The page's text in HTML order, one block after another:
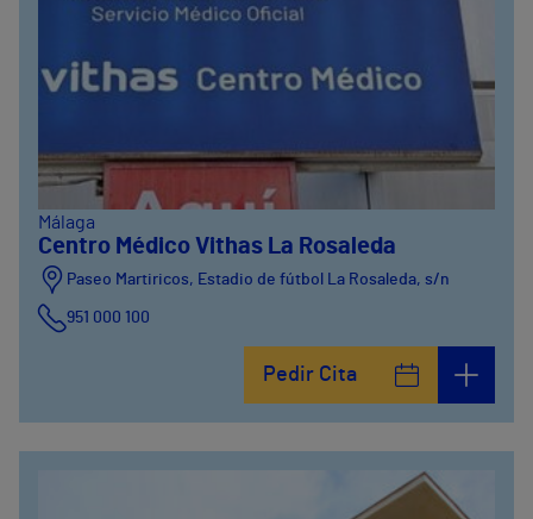
Málaga
Centro Médico Vithas La Rosaleda
Paseo Martiricos, Estadio de fútbol La Rosaleda, s/n
951 000 100
Pedir Cita